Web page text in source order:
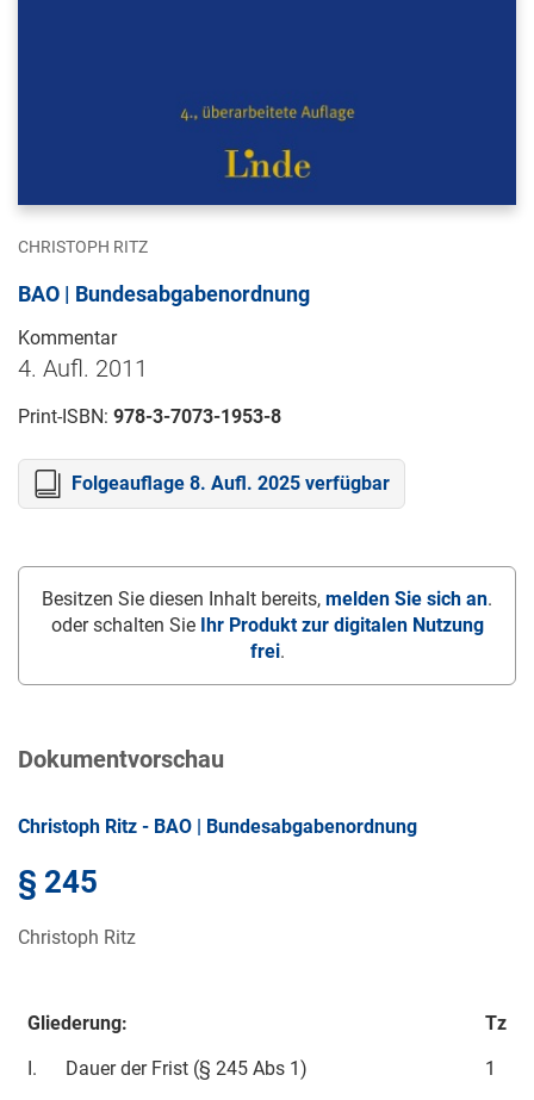
CHRISTOPH RITZ
BAO | Bundesabgabenordnung
Kommentar
4. Aufl. 2011
Print-ISBN: 978-3-7073-1953-8
Folgeauflage 8. Aufl. 2025 verfügbar
Besitzen Sie diesen Inhalt bereits, melden Sie sich an.
oder schalten Sie Ihr Produkt zur digitalen Nutzung
frei.
Dokumentvorschau
Christoph Ritz - BAO | Bundesabgabenordnung
§ 245
Christoph Ritz
Gliederung:
Tz
I.
Dauer der Frist (§ 245 Abs 1)
1